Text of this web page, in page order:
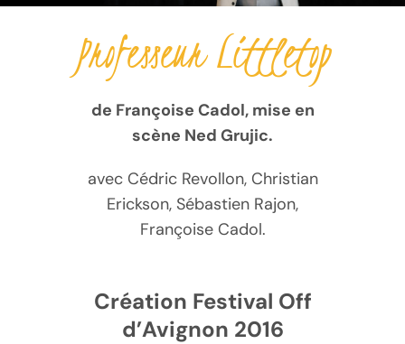
Professeur Littletop
de Françoise Cadol, mise en
scène Ned Grujic.
avec Cédric Revollon, Christian
Erickson, Sébastien Rajon,
Françoise Cadol.
Création Festival Off
d’Avignon 2016